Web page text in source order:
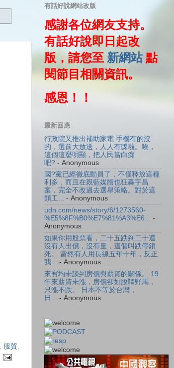
服貿
有話好說網站改版
感謝各位網友支持。
有話好說即日起改
版，請您至 新網站點
閱節目相關資訊。
感恩！！
最新回應
行政院又推出補助家電 手機有的沒
的，選前大放送，人人有獎啦。唉，
這個這麼明顯，把人民當白痴
吧? - Anonymous
國?黨已經徹底動員了，不僅釋放這種
利多，而且在親藍媒體也狂轟宇昌
案，完全不改過去選舉策略。對於這
類工... - Anonymous
udn.com/news/story/6/1273560-
%E5%8F%B0%E7%81%A3%E6... -
Anonymous
如果你用股票看，二十五跌到二十還
沒有人出價，沒有量，這個叫跌停鎖
死。 當然有人用長線五年十年，反正
我...
- Anonymous
來賓均未談到房價與薪資的關係。 19
年來薪資未漲，房價卻如脫韁野馬，
只漲不跌。 日本不等於台灣，
日...
- Anonymous